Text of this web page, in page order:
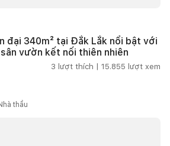
đại 340m² tại Đắk Lắk nổi bật với
vườn kết nối thiên nhiên
3 lượt thích | 15.855 lượt xem
thầu